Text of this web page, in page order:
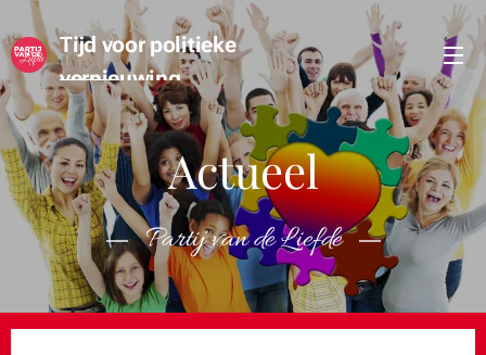
Tijd voor politieke
vernieuwing
Actueel
Partij van de Liefde